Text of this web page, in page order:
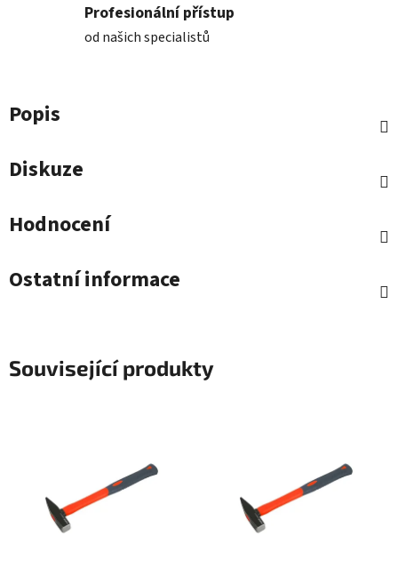
Profesionální přístup
od našich specialistů
Popis
Diskuze
Hodnocení
Ostatní informace
Související produkty